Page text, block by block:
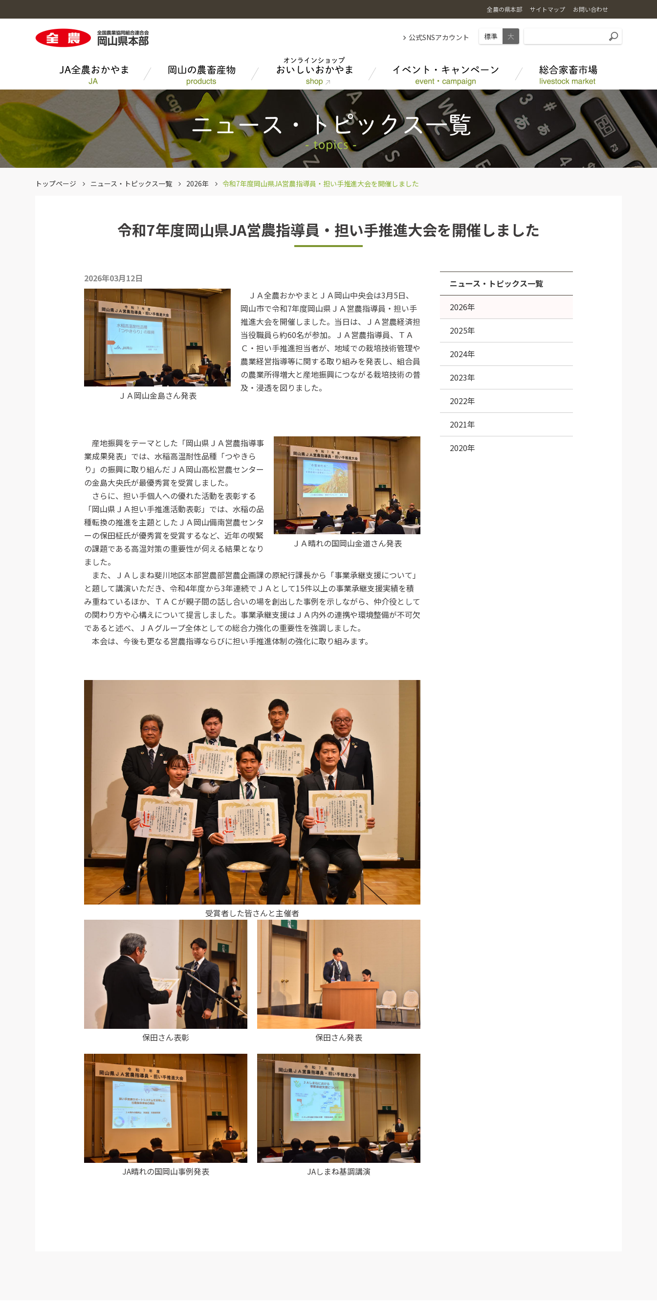
全農の県本部 サイトマップ お問い合わせ
公式SNSアカウント 標準 大
岡山の農畜産物のトップへ 果物 野菜
畜産 米
総合家畜市場のトップへ 総合家畜市場のご紹介
ＪＡ全農おかやまのトップへ 事業紹介 採用情報
月刊「果樹」 所在地・連絡先
トップページ ニュース・トピックス一覧 2026年 令和7年度岡山県JA営農指導員・担い手推進大会を開催しました
令和7年度岡山県JA営農指導員・担い手推進大会を開催しました
2026年03月12日
ＪＡ岡山金島さん発表
ＪＡ全農おかやまとＪＡ岡山中央会は3月5日、
岡山市で令和7年度岡山県ＪＡ営農指導員・担い手
推進大会を開催しました。当日は、ＪＡ営農経済担
当役職員ら約60名が参加。ＪＡ営農指導員、ＴＡ
Ｃ・担い手推進担当者が、地域での栽培技術管理や
農業経営指導等に関する取り組みを発表し、組合員
の農業所得増大と産地振興につながる栽培技術の普
及・浸透を図りました。
ＪＡ晴れの国岡山金道さん発表
産地振興をテーマとした「岡山県ＪＡ営農指導事
業成果発表」では、水稲高温耐性品種「つやきら
り」の振興に取り組んだＪＡ岡山高松営農センター
の金島大央氏が最優秀賞を受賞しました。
さらに、担い手個人への優れた活動を表彰する
「岡山県ＪＡ担い手推進活動表彰」では、水稲の品
種転換の推進を主題としたＪＡ岡山備南営農センタ
ーの保田柾氏が優秀賞を受賞するなど、近年の喫緊
の課題である高温対策の重要性が伺える結果となり
ました。
また、ＪＡしまね斐川地区本部営農部営農企画課の原紀行課長から「事業承継支援について」
と題して講演いただき、令和4年度から3年連続でＪＡとして15件以上の事業承継支援実績を積
み重ねているほか、ＴＡＣが親子間の話し合いの場を創出した事例を示しながら、仲介役として
の関わり方や心構えについて提言しました。事業承継支援はＪＡ内外の連携や環境整備が不可欠
であると述べ、ＪＡグループ全体としての総合力強化の重要性を強調しました。
本会は、今後も更なる営農指導ならびに担い手推進体制の強化に取り組みます。
受賞者した皆さんと主催者
保田さん表彰 保田さん発表
JA晴れの国岡山事例発表 JAしまね基調講演
ニュース・トピックス一覧
2026年
2025年
2024年
2023年
2022年
2021年
2020年